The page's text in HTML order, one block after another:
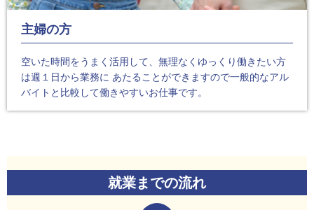
主婦の方
空いた時間をうまく活用して、無理なくゆっくり働きたい方
は週１日から業務に あたることができますので一般的なアル
バイトと比較して働きやすいお仕事です。
就業までの流れ